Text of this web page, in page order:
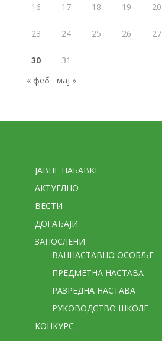
16 17 18 19 20
23 24 25 26 27
30
31
« феб
мај »
ЈАВНЕ НАБАВКЕ
АКТУЕЛНО
ВЕСТИ
ДОГАЂАЈИ
ЗАПОСЛЕНИ
ВАННАСТАВНО ОСОБЉЕ
ПРЕДМЕТНА НАСТАВА
РАЗРЕДНА НАСТАВА
РУКОВОДСТВО ШКОЛЕ
КОНКУРС